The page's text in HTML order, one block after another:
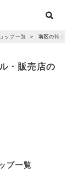
ップ一覧 ＞ 南区の袴
・販売店の
プ一覧